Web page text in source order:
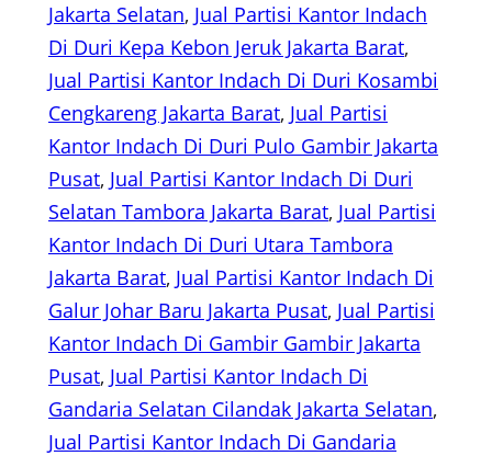
Jakarta Selatan, Jual Partisi Kantor Indach
Di Duri Kepa Kebon Jeruk Jakarta Barat
Jual Partisi Kantor Indach Di Duri Kosambi
Cengkareng Jakarta Barat, Jual Partisi
Kantor Indach Di Duri Pulo Gambir Jakarta
Pusat, Jual Partisi Kantor Indach Di Duri
Selatan Tambora Jakarta Barat, Jual Partisi
Kantor Indach Di Duri Utara Tambora
Jakarta Barat, Jual Partisi Kantor Indach Di
Galur Johar Baru Jakarta Pusat, Jual Partisi
Kantor Indach Di Gambir Gambir Jakarta
Pusat, Jual Partisi Kantor Indach Di
Gandaria Selatan Cilandak Jakarta Selatan
Jual Partisi Kantor Indach Di Gandaria